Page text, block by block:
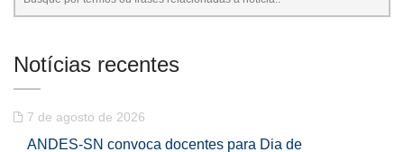
Notícias recentes
7 de agosto de 2026
ANDES-SN convoca docentes para Dia de